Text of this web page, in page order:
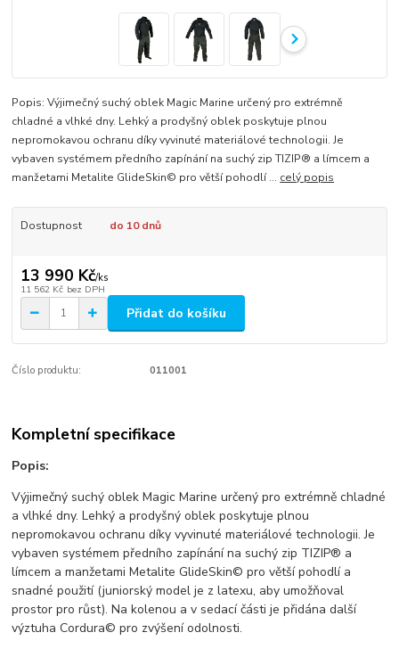
Popis: Výjimečný suchý oblek Magic Marine určený pro extrémně
chladné a vlhké dny. Lehký a prodyšný oblek poskytuje plnou
nepromokavou ochranu díky vyvinuté materiálové technologii. Je
vybaven systémem předního zapínání na suchý zip TIZIP® a límcem a
manžetami Metalite GlideSkin© pro větší pohodlí ... celý popis
Dostupnost do 10 dnů
13 990 Kč/ks
11 562 Kč bez DPH
Přidat do košíku
Číslo produktu: 011001
Kompletní specifikace
Popis:
Výjimečný suchý oblek Magic Marine určený pro extrémně chladné
a vlhké dny. Lehký a prodyšný oblek poskytuje plnou
nepromokavou ochranu díky vyvinuté materiálové technologii. Je
vybaven systémem předního zapínání na suchý zip TIZIP® a
límcem a manžetami Metalite GlideSkin© pro větší pohodlí a
snadné použití (juniorský model je z latexu, aby umožňoval
prostor pro růst). Na kolenou a v sedací části je přidána další
výztuha Cordura© pro zvýšení odolnosti.